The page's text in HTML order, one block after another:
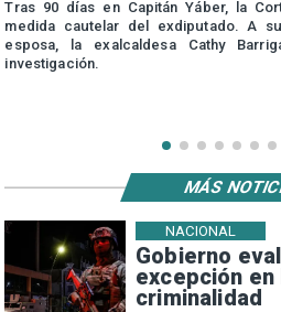
Tras 90 días en Capitán Yáber, la
medida cautelar del exdiputado. A
esposa, la exalcaldesa Cathy
investigación.
Gobierno
excepción
criminalidad
NACIONAL
MÁS